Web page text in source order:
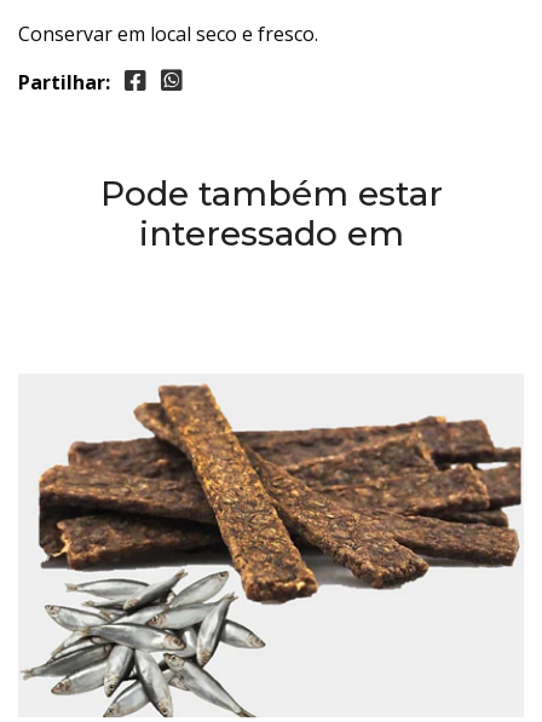
Conservar em local seco e fresco.
Partilhar:
Pode também estar
interessado em